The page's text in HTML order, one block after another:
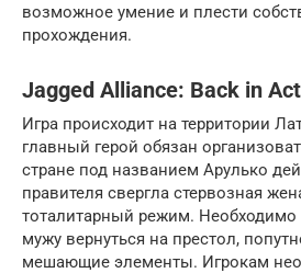
возможное умение и плести
прохождения.
Jagged Alliance: Back in
Игра происходит на территории
главный герой обязан
стране под названием Арулько
правителя свергла стервозная
тоталитарный режим.
мужу вернуться на престол,
мешающие элементы. Игрокам